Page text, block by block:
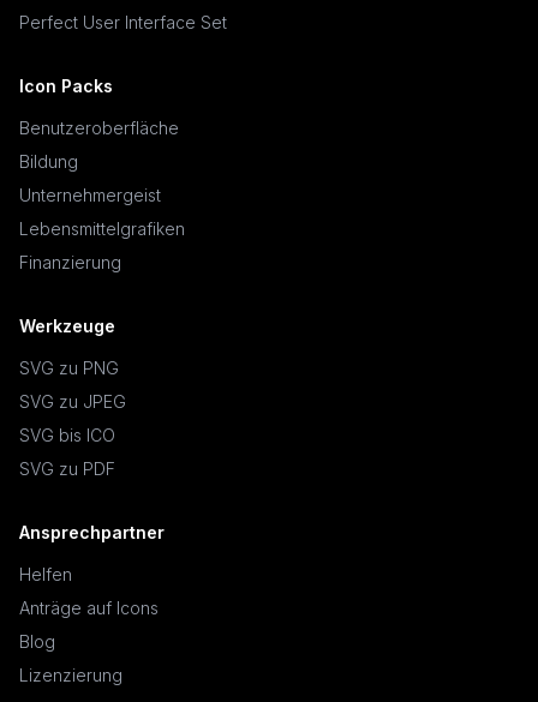
Perfect User Interface Set
Icon Packs
Benutzeroberfläche
Bildung
Unternehmergeist
Lebensmittelgrafiken
Finanzierung
Werkzeuge
SVG zu PNG
SVG zu JPEG
SVG bis ICO
SVG zu PDF
Ansprechpartner
Helfen
Anträge auf Icons
Blog
Lizenzierung